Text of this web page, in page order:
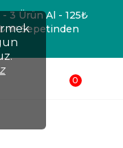
- 3 Ürün Al - 125₺
💸 Sepetinden
0